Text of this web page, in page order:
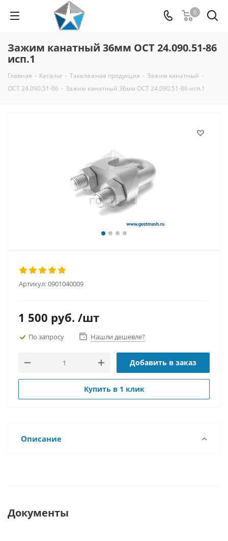
0
Зажим канатный 36мм ОСТ 24.090.51-86
исп.1
Главная - Каталог - Такелажная продукция - Зажим канатный -
ОСТ 24.090.51-86 - Зажим канатный 36мм ОСТ 24.090.51-86 исп.1
Артикул:0901040009
1 500 руб. /шт
По запросу Нашли дешевле?
Добавить в заказ
Купить в 1 клик
Описание
Документы